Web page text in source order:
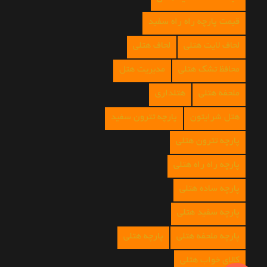
قیمت پارچه راه راه سفید
لحاف لایت هتلی لحاف هتلی
محافظ تشک هتلی مدیریت هتل
ملحفه هتلی هتلداری
هتل شرایتون پارچه تترون سفید
پارچه تترون هتلی
پارچه راه راه هتلی
پارچه ساده هتلی
پارچه سفید هتلی
پارچه ملحفه هتلی پارچه هتلی
کالای خواب هتلی